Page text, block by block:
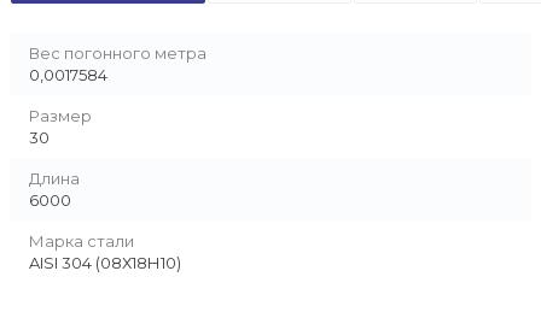
Вес погонного метра
0,0017584
Размер
30
Длина
6000
Марка стали
AISI 304 (08Х18Н10)